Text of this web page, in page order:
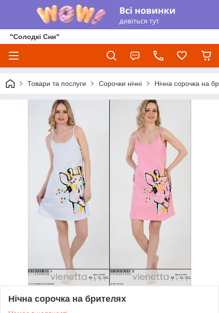
"Солодкі Сни"
Товари та послуги Сорочки нічні Нічна сорочка на
Нічна сорочка на брителях